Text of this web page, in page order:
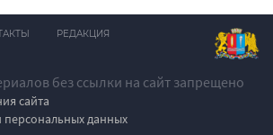
без ссылки на сайт запрещено
сайта
данных
РЕДАКЦИЯ